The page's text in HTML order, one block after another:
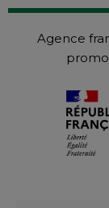
Agence